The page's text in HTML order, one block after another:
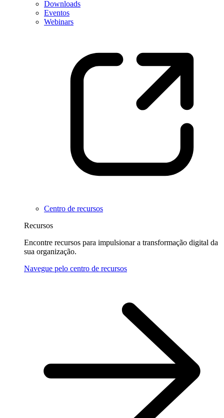
Downloads
Eventos
Webinars
Centro de recursos
Recursos
Encontre recursos para impulsionar a transformação digital da
sua organização.
Navegue pelo centro de recursos